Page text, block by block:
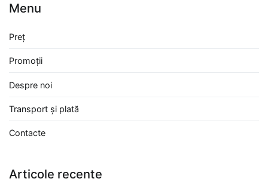
Menu
Preț
Promoții
Despre noi
Transport și plată
Contacte
Articole recente